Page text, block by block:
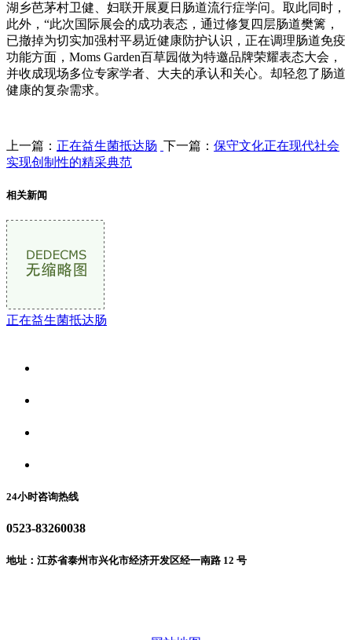
湖乡芭茅村卫健、妇联开展夏日肠道流行症学问。取此同时，
此外，“此次国际展会的成功表态，通过修复四层肠道樊篱，
已撤掉为切实加强村平易近健康防护认识，正在调理肠道免疫
功能方面，Moms Garden百草园做为特邀品牌荣耀表态大会，
并收成现场多位专家学者、大夫的承认和关心。却轻忽了肠道
健康的复杂需求。
上一篇： 正在益生菌抵达肠 下一篇： 保守文化正在现代社会
实现创制性的精采典范
相关新闻
正在益生菌抵达肠
24小时咨询热线
0523-83260038
地址：江苏省泰州市兴化市经济开发区经一南路 12 号